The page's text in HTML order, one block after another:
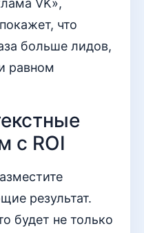
VK»,
что
больше лидов,
равном
с ROI
результат.
будет не только